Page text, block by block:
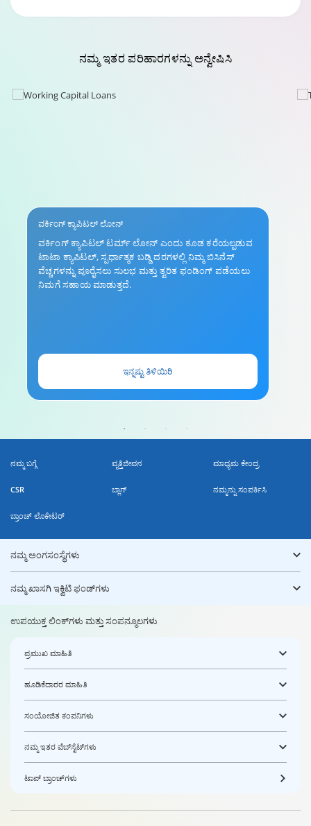
ನಮ್ಮಇತರ ಪರಿಹಾರಗಳನ್ನುಅನ್ವೇಷಿಸಿ
ವರ್ಕಿಂಗ್ ಕ್ಯಾಪಿಟಲ್ ಲೋನ್
ವರ್ಕಿಂಗ್ ಕ್ಯಾಪಿಟಲ್ ಟರ್ಮ್ ಲೋನ್ ಎಂದು ಕೂಡ ಕರೆಯಲ್ಪಡುವ
ಟಾಟಾ ಕ್ಯಾಪಿಟಲ್, ಸ್ಪರ್ಧಾತ್ಮಕ ಬಡ್ಡಿ ದರಗಳಲ್ಲಿ ನಿಮ್ಮ ಬಿಸಿನೆಸ್
ವೆಚ್ಚಗಳನ್ನು ಪೂರೈಸಲು ಸುಲಭ ಮತ್ತು ತ್ವರಿತ ಫಂಡಿಂಗ್ ಪಡೆಯಲು
ನಿಮಗೆ ಸಹಾಯ ಮಾಡುತ್ತದೆ.
ಇನ್ನಷ್ಟು ತಿಳಿಯಿರಿ
ನಮ್ಮ ಬಗ್ಗೆ ವೃತ್ತಿಜೀವನ ಮಾಧ್ಯಮ ಕೇಂದ್ರ
CSR ಬ್ಲಾಗ್ ನಮ್ಮನ್ನು ಸಂಪರ್ಕಿಸಿ
ಬ್ರಾಂಚ್ ಲೊಕೇಟರ್
ನಮ್ಮ ಅಂಗಸಂಸ್ಥೆಗಳು
ನಮ್ಮ ಖಾಸಗಿ ಇಕ್ವಿಟಿ ಫಂಡ್‌ಗಳು
ಉಪಯುಕ್ತ ಲಿಂಕ್‌ಗಳು ಮತ್ತು ಸಂಪನ್ಮೂಲಗಳು
ಪ್ರಮುಖ ಮಾಹಿತಿ
ಹೂಡಿಕೆದಾರರ ಮಾಹಿತಿ
ಸಂಯೋಜಿತ ಕಂಪನಿಗಳು
ನಮ್ಮ ಇತರ ವೆಬ್‌ಸೈಟ್‌ಗಳು
ಟಾಪ್ ಬ್ರಾಂಚ್‌ಗಳು